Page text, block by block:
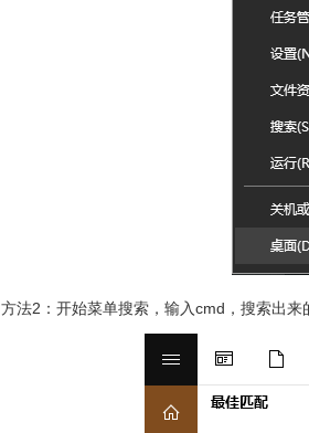
方法2：开始菜单搜索，输入cmd，搜索出